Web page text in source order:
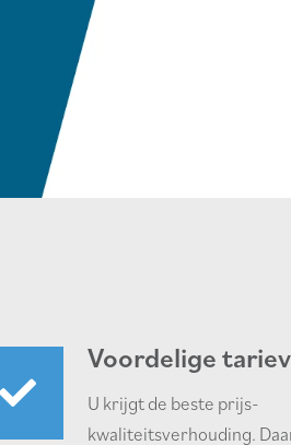
Voordelige
U krijgt de beste prijs-
kwaliteitsverhouding.